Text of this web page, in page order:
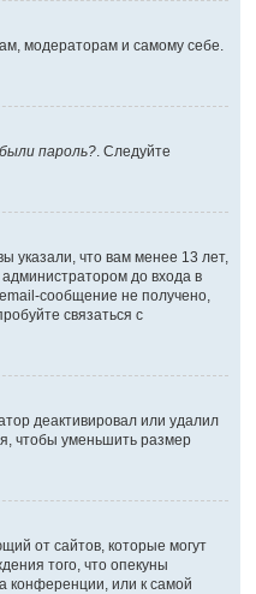
модераторам и самому себе.
пароль?. Следуйте
указали, что вам менее 13 лет,
до входа в
сообщение не получено,
связаться с
деактивировал или удалил
чтобы уменьшить размер
от сайтов, которые могут
того, что опекуны
конференции, или к самой